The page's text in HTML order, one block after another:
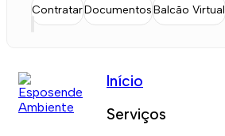
ContratarDocumentosBalcão Virtual
Início
Serviços